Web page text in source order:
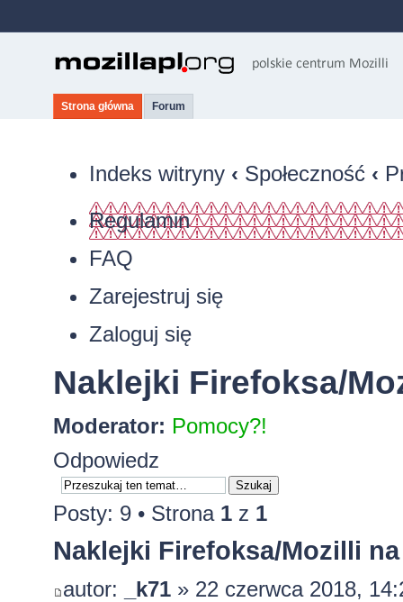
Strona główna Forum
Indeks witryny ‹ Społeczność ‹
Regulamin
FAQ
Zarejestruj się
Zaloguj się
Naklejki Firefoksa/
Moderator: Pomocy?!
Odpowiedz
Posty: 9 • Strona 1z 1
Naklejki Firefoksa/Mozilli
autor: _k71» 22 czerwca 2018,